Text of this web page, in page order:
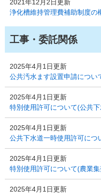
2021年12月2日更新
浄化槽維持管理費補助制度の
工事・委託関係
2025年4月1日更新
公共汚水ます設置申請につい
2025年4月1日更新
特別使用許可について(公共
2025年4月1日更新
公共下水道一時使用許可につ
2025年4月1日更新
特別使用許可について(農業
2025年4月1日更新